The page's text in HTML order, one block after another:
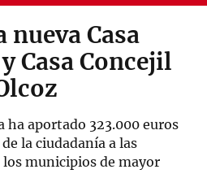
Casa
Casa Concejil
ha aportado 323.000 euros
la ciudadanía a las
municipios de mayor